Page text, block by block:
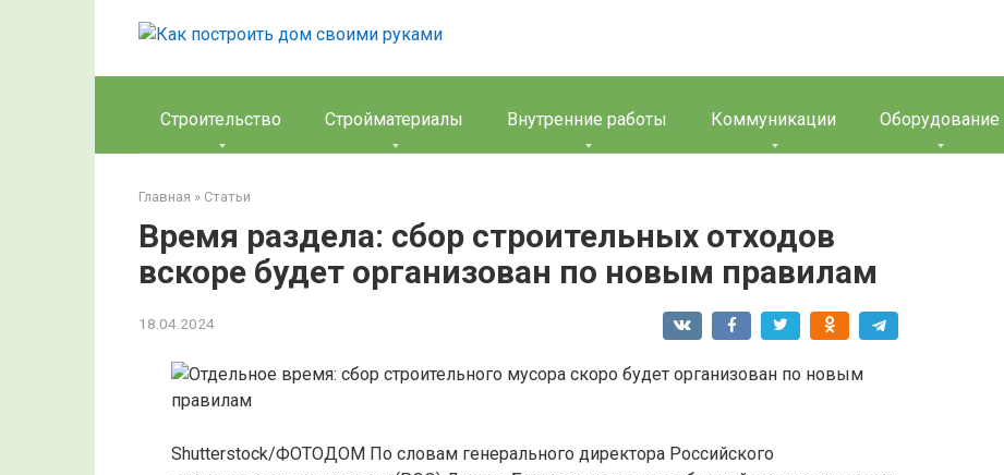
Строительство Стройматериалы Внутренние работы Коммуникации Оборудование
Главная » Статьи
Время раздела: сбор строительных отходов
вскоре будет организован по новым правилам
18.04.2024
Shutterstock/ФОТОДОМ По словам генерального директора Российского